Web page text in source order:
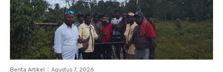
Berita Artikel Agustus 7, 2026